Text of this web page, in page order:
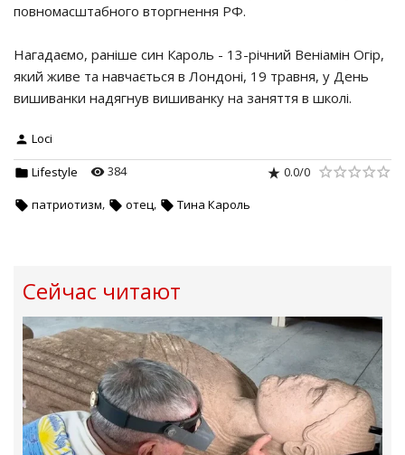
повномасштабного вторгнення РФ.
Нагадаємо, раніше син Кароль - 13-річний Веніамін Огір,
який живе та навчається в Лондоні, 19 травня, у День
вишиванки надягнув вишиванку на заняття в школі.
Loci
Lifestyle 384 0.0/0
патриотизм, отец, Тина Кароль
Сейчас читают